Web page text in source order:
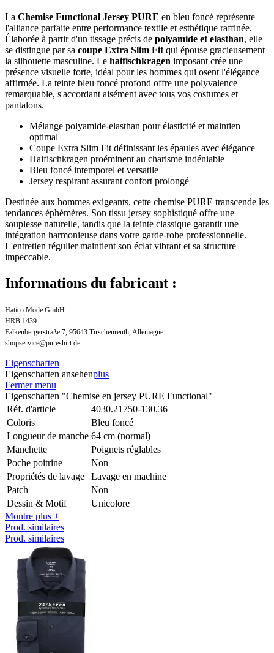
La Chemise Functional Jersey PURE en bleu foncé représente
l'alliance parfaite entre performance textile et esthétique raffinée.
Élaborée à partir d'un tissage précis de polyamide et elasthan, elle
se distingue par sa coupe Extra Slim Fit qui épouse gracieusement
la silhouette masculine. Le haifischkragen imposant crée une
présence visuelle forte, idéal pour les hommes qui osent l'élégance
affirmée. La teinte bleu foncé profond offre une polyvalence
remarquable, s'accordant aisément avec tous vos costumes et
pantalons.
Mélange polyamide-elasthan pour élasticité et maintien
optimal
Coupe Extra Slim Fit définissant les épaules avec élégance
Haifischkragen proéminent au charisme indéniable
Bleu foncé intemporel et versatile
Jersey respirant assurant confort prolongé
Destinée aux hommes exigeants, cette chemise PURE transcende les
tendances éphémères. Son tissu jersey sophistiqué offre une
souplesse naturelle, tandis que la teinte classique garantit une
intégration harmonieuse dans votre garde-robe professionnelle.
L'entretien régulier maintient son éclat vibrant et sa structure
impeccable.
Informations du fabricant :
Hatico Mode GmbH
HRB 1439
Falkenbergerstraße 7, 95643 Tirschenreuth, Allemagne
shopservice@pureshirt.de
Eigenschaften
Eigenschaften ansehenplus
Fermer menu
Eigenschaften "Chemise en jersey PURE Functional"
Réf. d'article
4030.21750-130.36
Coloris
Bleu foncé
Longueur de manche 64 cm (normal)
Manchette
Poignets réglables
Poche poitrine
Non
Propriétés de lavage
Lavage en machine
Patch
Non
Dessin & Motif
Unicolore
Montre plus +
Prod. similaires
Prod. similaires